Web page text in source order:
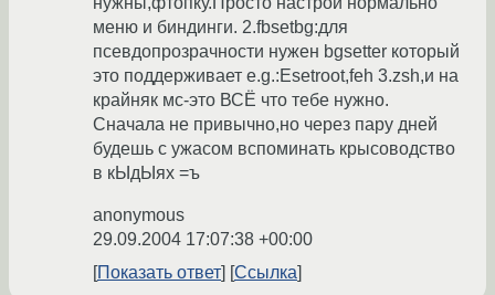
меню и биндинги. 2.fbsetbg:для
псевдопрозрачности нужен bgsetter который
это поддерживает e.g.:Esetroot,feh 3.zsh,и на
крайняк мс-это ВСЁ что тебе нужно.
Сначала не привычно,но через пару дней
будешь с ужасом вспоминать крысоводство
в кЫдЫях =ъ
anonymous
29.09.2004 17:07:38 +00:00
Показать ответ
Ссылка